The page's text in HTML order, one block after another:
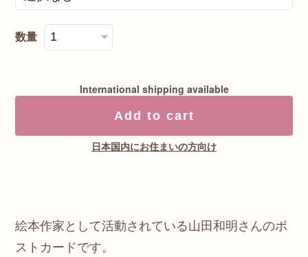
数量
International shipping available
Add to cart
日本国内にお住まいの方向け
絵本作家として活動されている山田和明さんのポ
ストカードです。